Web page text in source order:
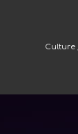
Culture